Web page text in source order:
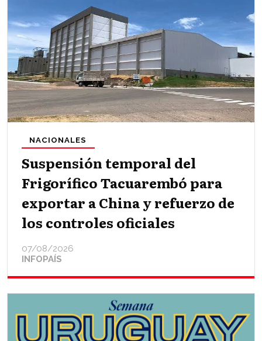
Suspensión temporal del
Frigorífico Tacuarembó para
exportar a China y refuerzo de
los controles oficiales
INFOPAÍS
NACIONALES
07/08/2026